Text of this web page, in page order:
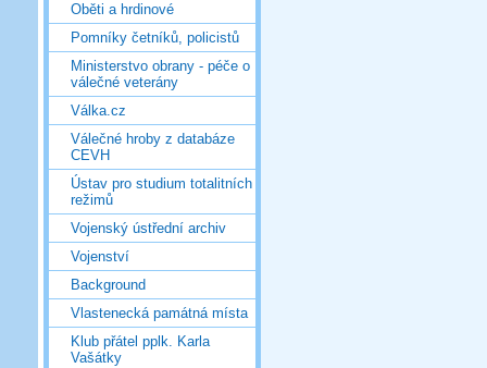
Oběti a hrdinové
Pomníky četníků, policistů
Ministerstvo obrany - péče o
válečné veterány
Válka.cz
Válečné hroby z databáze
CEVH
Ústav pro studium totalitních
režimů
Vojenský ústřední archiv
Vojenství
Background
Vlastenecká památná místa
Klub přátel pplk. Karla
Vašátky